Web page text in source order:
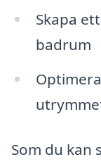
Skapa
badrum
Som du kan